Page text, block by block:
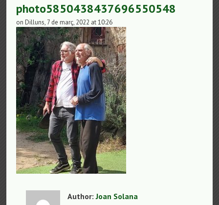
photo5850438437696550548
on Dilluns, 7 de març, 2022 at 10:26
Author:Joan Solana